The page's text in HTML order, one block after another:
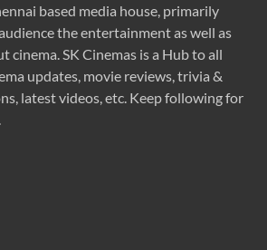
based media house, primarily
the entertainment as well as
cinema. SK Cinemas is a Hub to all
updates, movie reviews, trivia &
latest videos, etc. Keep following for